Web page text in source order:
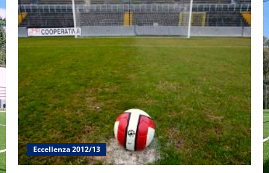
Eccellenza 2012/13